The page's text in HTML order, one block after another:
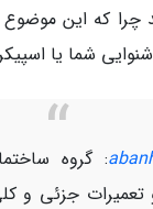
چرا که این
شما یا
: گروه
تعمیرات جزئی و